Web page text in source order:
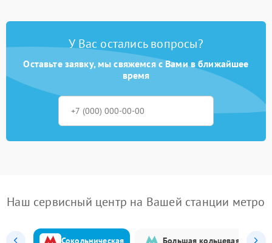
У Вас остались вопросы?
Оставьте заявку, мы свяжемся с Вами в ближайшее
время
Наш сервисный центр на Вашей станции метро
Сокольническая Большая кольцевая